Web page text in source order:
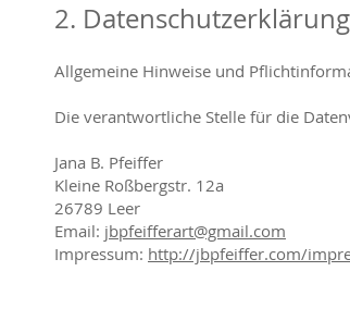
2. Datenschutzerklärung
Allgemeine Hinweise und
Die verantwortliche Stelle für die
Jana B. Pfeiffer
Kleine Roßbergstr. 12a
26789 Leer
Email: jbpfeifferart@gmail.com
Impressum: http://jbpfeiffer.com/